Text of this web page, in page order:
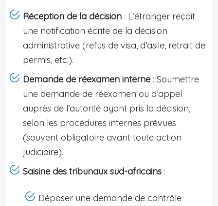
Réception de la décision : L’étranger reçoit
une notification écrite de la décision
administrative (refus de visa, d’asile, retrait de
permis, etc.).
Demande de réexamen interne : Soumettre
une demande de réexamen ou d’appel
auprès de l’autorité ayant pris la décision,
selon les procédures internes prévues
(souvent obligatoire avant toute action
judiciaire).
Saisine des tribunaux sud-africains :
Déposer une demande de contrôle